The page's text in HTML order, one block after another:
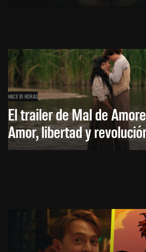
HACE 10 HORAS
El trailer de Mal de
Amor, libertad y